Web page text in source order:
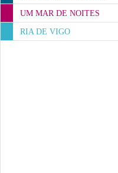
UM MAR DE NOITES
RIA DE VIGO